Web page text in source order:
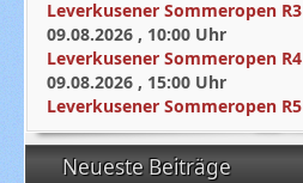
Leverkusener Sommeropen R3
09.08.2026 , 10:00 Uhr
Leverkusener Sommeropen R4
09.08.2026 , 15:00 Uhr
Leverkusener Sommeropen R5
Neueste Beiträge